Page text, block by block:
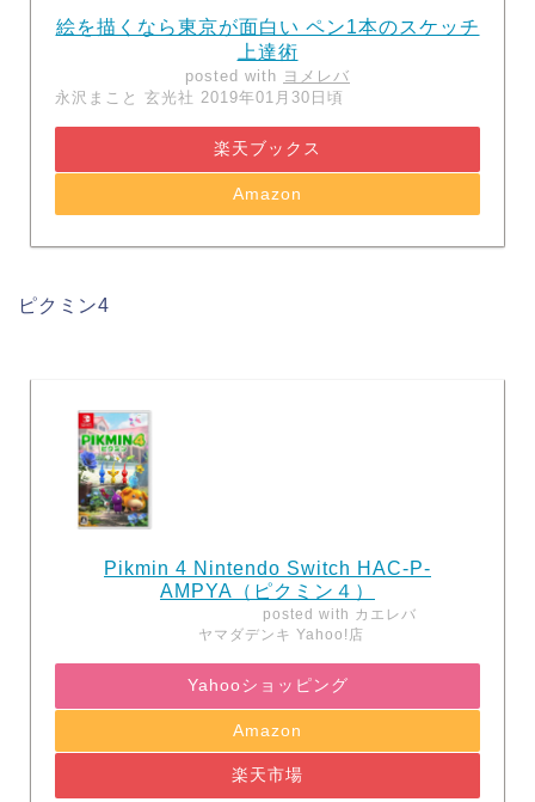
絵を描くなら東京が面白い ペン1本のスケッチ
上達術
posted with ヨメレバ
永沢まこと 玄光社 2019年01月30日頃
楽天ブックス
Amazon
ピクミン4
Pikmin 4 Nintendo Switch HAC-P-
AMPYA（ピクミン４）
posted with カエレバ
ヤマダデンキ Yahoo!店
Yahooショッピング
Amazon
楽天市場